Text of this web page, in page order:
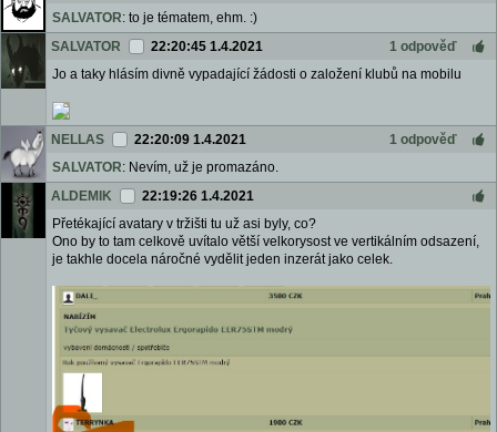
SALVATOR: to je tématem, ehm. :)
SALVATOR
22:20:45 1.4.2021
1 odpověď
Jo a taky hlásím divně vypadající žádosti o založení klubů na mobilu
NELLAS 22:20:09 1.4.2021
1 odpověď
SALVATOR: Nevím, už je promazáno.
ALDEMIK
22:19:26 1.4.2021
Přetékající avatary v tržišti tu už asi byly, co?
Ono by to tam celkově uvítalo větší velkorysost ve vertikálním odsazení,
je takhle docela náročné vydělit jeden inzerát jako celek.